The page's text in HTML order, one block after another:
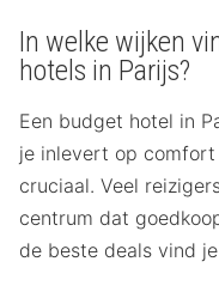
In welke wijken
hotels in Parijs?
Een budget hotel in
je inlevert op
cruciaal. Veel
centrum dat
de beste deals vind